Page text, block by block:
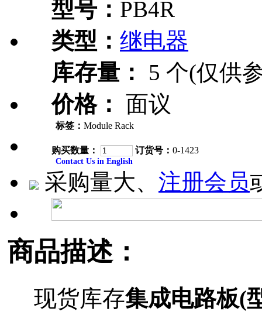
型号： PB4R
类型： 继电器
库存量：
5 个(仅供
价格： 面议
标签： Module Rack
购买数量： 订货号： 0-1423
Contact Us in English
采购量大、 注册会员
商品描述：
现货库存集成电路板(